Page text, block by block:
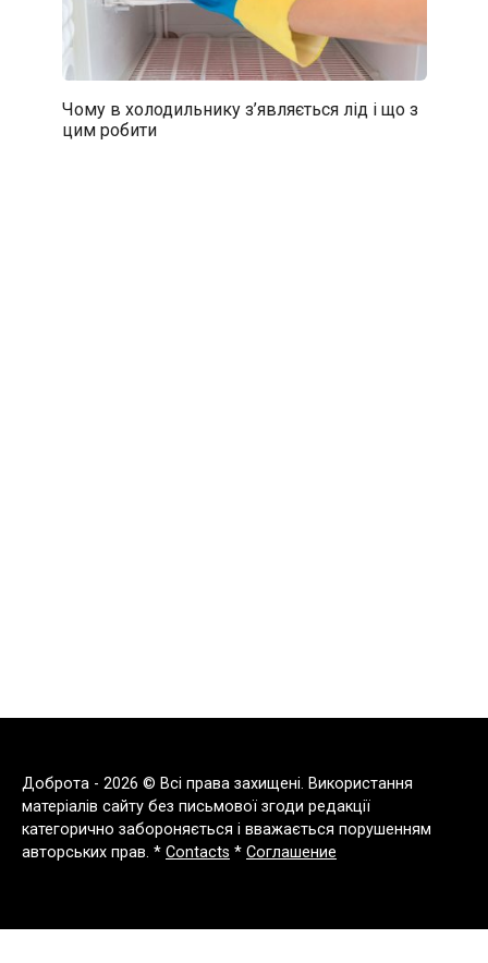
Чому в холодильнику з’являється лід і що з
цим робити
Доброта - 2026 © Всі права захищені. Використання
матеріалів сайту без письмової згоди редакції
категорично забороняється і вважається порушенням
авторських прав. * Contacts * Соглашение